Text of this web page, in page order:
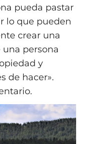
pueda pastar
lo que pueden
crear una
persona
y
de hacer».